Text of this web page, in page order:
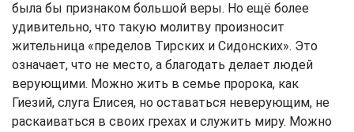
была бы признаком большой веры. Но ещё более
удивительно, что такую молитву произносит
жительница «пределов Тирских и Сидонских». Это
означает, что не место, а благодать делает людей
верующими. Можно жить в семье пророка, как
Гиезий, слуга Елисея, но оставаться неверующим, не
раскаиваться в своих грехах и служить миру. Можно